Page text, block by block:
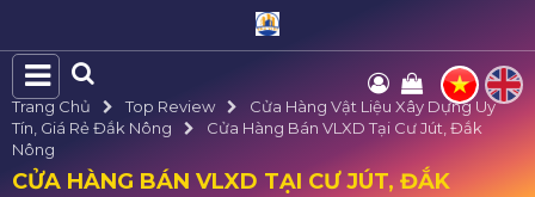
Trang Chủ Top Review
Cửa Hàng Vật Liệu Xây Dựng Uy
Tín, Giá Rẻ Đắk Nông
Cửa Hàng Bán VLXD Tại Cư Jút, Đắk
Nông
CỬA HÀNG BÁN VLXD TẠI CƯ JÚT, ĐẮK